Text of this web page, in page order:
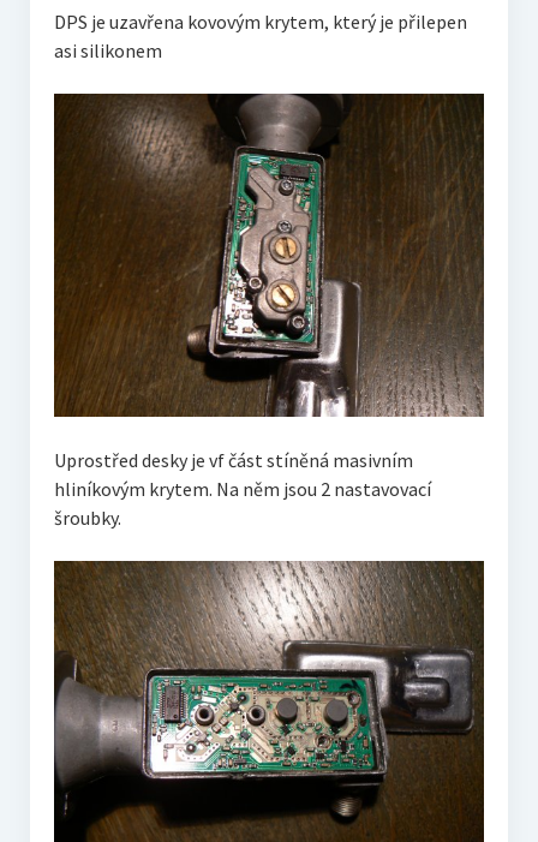
DPS je uzavřena kovovým krytem, který je přilepen
asi silikonem
Uprostřed desky je vf část stíněná masivním
hliníkovým krytem. Na něm jsou 2 nastavovací
šroubky.